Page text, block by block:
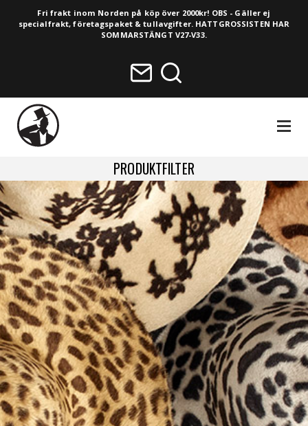
Fri frakt inom Norden på köp över 2000kr! OBS - Gäller ej
specialfrakt, företagspaket & tullavgifter. HATTGROSSISTEN HAR
SOMMARSTÄNGT V27-V33.
PRODUKTFILTER
HELA SORTIMENTET
NYHETER
VINTAGE
LIMITERADE
UTGÅENDE